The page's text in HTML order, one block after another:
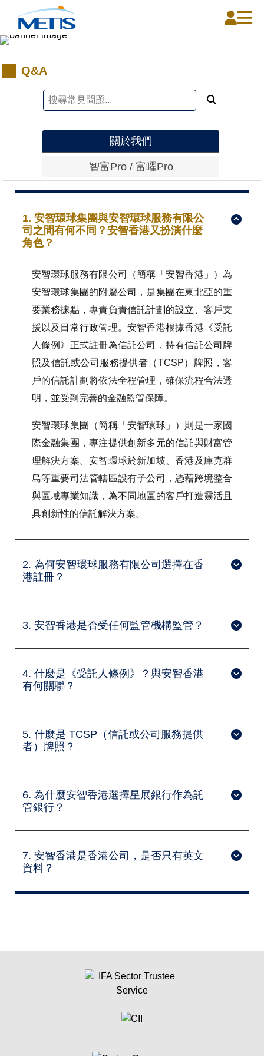
首頁
關於我們
我們的服務
新聞中心
聯絡我們
香港
Q&A
關於我們
智富Pro / 富曜Pro
1. 安智環球集團與安智環球服務有限公
司之間有何不同？安智香港又扮演什麼
角色？
安智環球服務有限公司（簡稱「安智香港」）為
安智環球集團的附屬公司，是集團在東北亞的重
要業務據點，專責負責信託計劃的設立、客戶支
援以及日常行政管理。安智香港根據香港《受託
人條例》正式註冊為信託公司，持有信託公司牌
照及信託或公司服務提供者（TCSP）牌照，客
戶的信託計劃將依法全程管理，確保流程合法透
明，並受到完善的金融監管保障。
安智環球集團（簡稱「安智環球」）則是一家國
際金融集團，專注提供創新多元的信託與財富管
理解決方案。安智環球於新加坡、香港及庫克群
島等重要司法管轄區設有子公司，憑藉跨境整合
與區域專業知識，為不同地區的客戶打造靈活且
具創新性的信託解決方案。
2. 為何安智環球服務有限公司選擇在香
港註冊？
3. 安智香港是否受任何監管機構監管？
4. 什麼是《受託人條例》？與安智香港
有何關聯？
5. 什麼是 TCSP（信託或公司服務提供
者）牌照？
6. 為什麼安智香港選擇星展銀行作為託
管銀行？
7. 安智香港是香港公司，是否只有英文
資料？